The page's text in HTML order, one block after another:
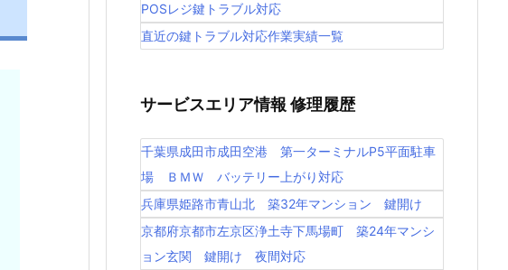
POSレジ鍵トラブル対応
直近の鍵トラブル対応作業実績一覧
サービスエリア情報 修理履歴
千葉県成田市成田空港 第一ターミナルP5平面駐車
場 ＢＭＷ バッテリー上がり対応
兵庫県姫路市青山北 築32年マンション 鍵開け
京都府京都市左京区浄土寺下馬場町 築24年マンシ
ョン玄関 鍵開け 夜間対応